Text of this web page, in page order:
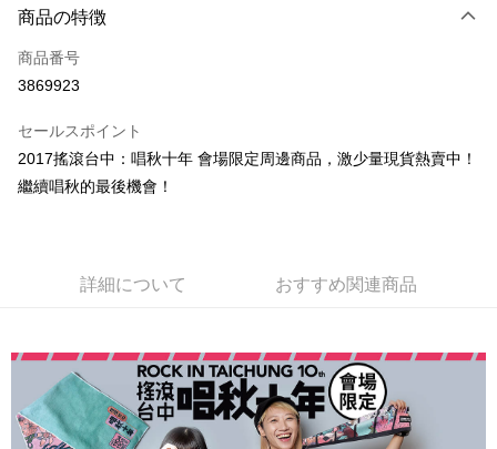
クレジットカード1回払い
コンビニ店頭代金引換
Apple Pay
Easy Wallet
配送方法
全家取貨付款
配送毎にNT$65、NT$1,000以上で送料無料
商品の特徴
商品番号
3869923
セールスポイント
2017搖滾台中：唱秋十年 會場限定周邊商品，激少量現貨熱賣中！
繼續唱秋的最後機會！
詳細について おすすめ関連商品